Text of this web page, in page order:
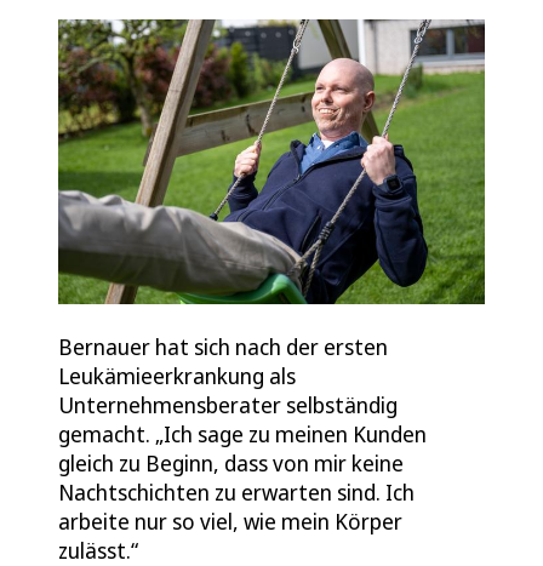
Bernauer hat sich nach der ersten
Leukämieerkrankung als
Unternehmensberater selbständig
gemacht. „Ich sage zu meinen Kunden
gleich zu Beginn, dass von mir keine
Nachtschichten zu erwarten sind. Ich
arbeite nur so viel, wie mein Körper
zulässt.“